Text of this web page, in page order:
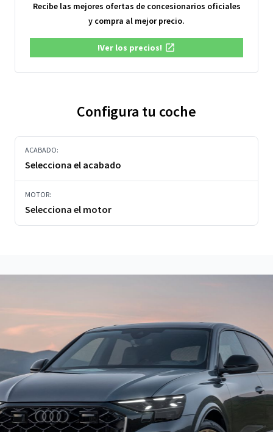
Recibe las mejores ofertas de concesionarios oficiales
y compra al mejor precio.
!Ver los precios!
Configura tu coche
ACABADO:
Selecciona el acabado
MOTOR:
Selecciona el motor